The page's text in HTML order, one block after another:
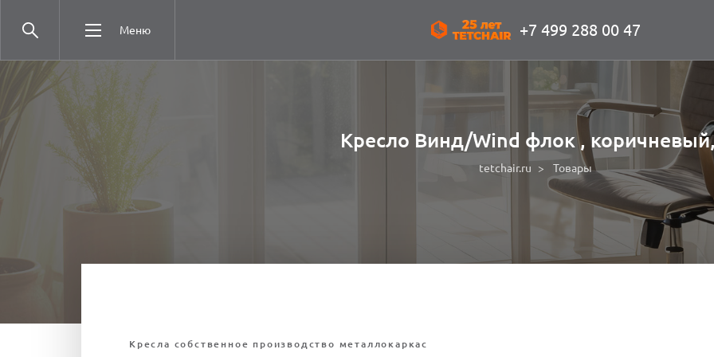
Меню +7 499 288 00 47
Кресло Винд/Wind флок ,
tetchair.ru Товары
Кресла собственное производство металлокаркас